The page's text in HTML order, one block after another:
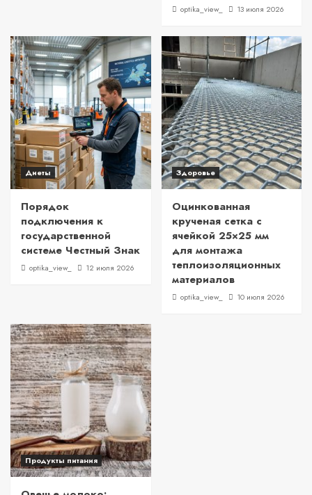
optika_view_ 13 июля 2026
Диеты
Порядок
подключения к
государственной
системе Честный Знак
optika_view_ 12 июля 2026
Здоровье
Оцинкованная
крученая сетка с
ячейкой 25×25 мм
для монтажа
теплоизоляционных
материалов
optika_view_ 10 июля 2026
Продукты питания